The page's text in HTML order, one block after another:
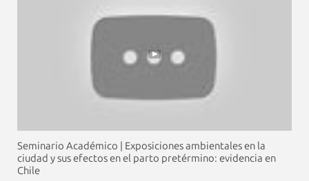
Seminario Académico | Exposiciones ambientales en la
ciudad y sus efectos en el parto pretérmino: evidencia en
Chile